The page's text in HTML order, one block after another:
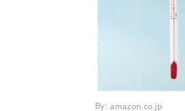
By:amazon.co.jp